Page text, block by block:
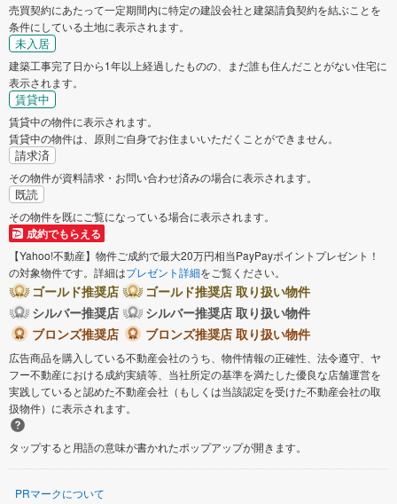
売買契約にあたって一定期間内に特定の建設会社と建築請負契約を結ぶことを
条件にしている土地に表示されます。
未入居
建築工事完了日から1年以上経過したものの、まだ誰も住んだことがない住宅に
表示されます。
賃貸中
賃貸中の物件に表示されます。
賃貸中の物件は、原則ご自身でお住まいいただくことができません。
請求済
その物件が資料請求・お問い合わせ済みの場合に表示されます。
既読
その物件を既にご覧になっている場合に表示されます。
成約でもらえる
【Yahoo!不動産】物件ご成約で最大20万円相当PayPayポイントプレゼント！
の対象物件です。詳細はプレゼント詳細をご覧ください。
ゴールド推奨店
ゴールド推奨店 取り扱い物件
シルバー推奨店
シルバー推奨店 取り扱い物件
ブロンズ推奨店
ブロンズ推奨店 取り扱い物件
広告商品を購入している不動産会社のうち、物件情報の正確性、法令遵守、ヤ
フー不動産における成約実績等、当社所定の基準を満たした優良な店舗運営を
実践していると認めた不動産会社（もしくは当該認定を受けた不動産会社の取
扱物件）に表示されます。
タップすると用語の意味が書かれたポップアップが開きます。
PRマークについて